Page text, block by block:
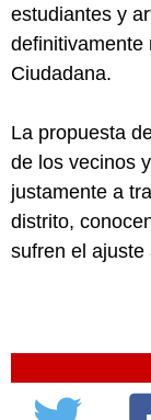
estudiantes y
definitivamente
Ciudadana.
La propuesta
de los vecinos
justamente a
distrito,
sufren el ajuste